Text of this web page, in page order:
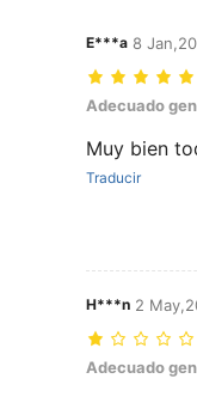
E***a 8
Adecuado
Adecuado
Muy bien
Traducir
H***n 2
Adecuado
Adecuado